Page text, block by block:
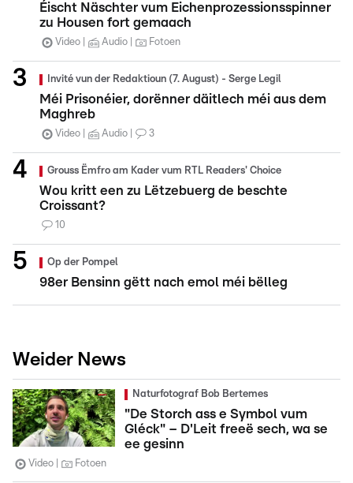
Éischt Näschter vum Eichenprozessionsspinner
zu Housen fort gemaach
Video Audio Fotoen
Invité vun der Redaktioun (7. August) - Serge Legil
Méi Prisonéier, dorënner däitlech méi aus dem
Maghreb
Video Audio 3
Grouss Ëmfro am Kader vum RTL Readers' Choice
Wou kritt een zu Lëtzebuerg de beschte
Croissant?
10
Op der Pompel
98er Bensinn gëtt nach emol méi bëlleg
Weider News
Naturfotograf Bob Bertemes
"De Storch ass e Symbol vum
Gléck" – D'Leit freeë sech, wa se
ee gesinn
Video Fotoen